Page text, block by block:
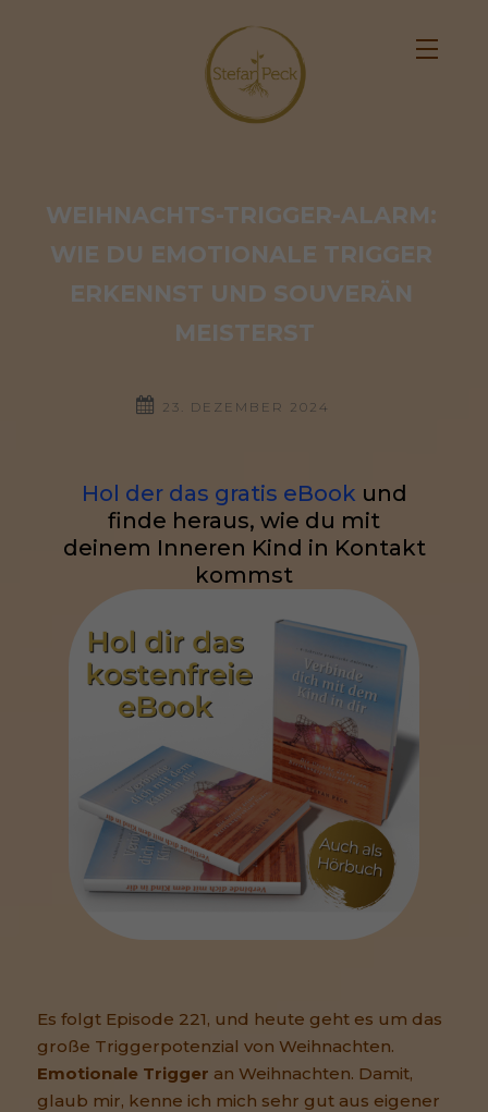
WEIHNACHTS-TRIGGER-ALARM:
WIE DU EMOTIONALE TRIGGER
ERKENNST UND SOUVERÄN
MEISTERST
23. DEZEMBER 2024
Hol der das gratis eBook und
finde heraus, wie du mit
deinem Inneren Kind in Kontakt
kommst
Es folgt Episode 221, und heute geht es um das
große Triggerpotenzial von Weihnachten.
Emotionale Trigger an Weihnachten. Damit,
glaub mir, kenne ich mich sehr gut aus eigener